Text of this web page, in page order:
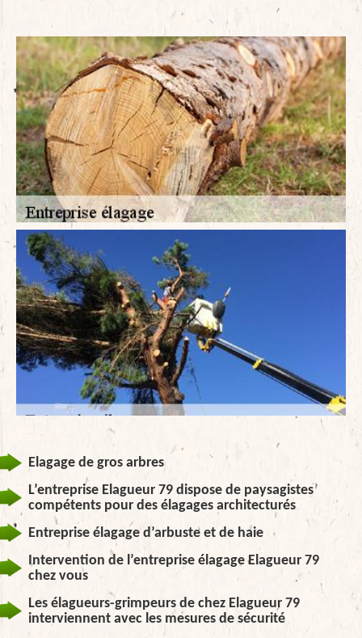
Elagage de gros arbres
L’entreprise Elagueur 79 dispose de paysagistes
compétents pour des élagages architecturés
Entreprise élagage d’arbuste et de haie
Intervention de l’entreprise élagage Elagueur 79
chez vous
Les élagueurs-grimpeurs de chez Elagueur 79
interviennent avec les mesures de sécurité